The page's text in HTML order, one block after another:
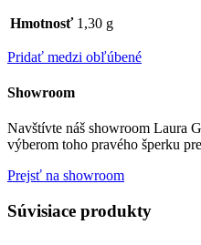
Hmotnosť 1,30 g
Pridať medzi obľúbené
Showroom
Navštívte náš showroom Laura
výberom toho pravého šperku
Prejsť na showroom
Súvisiace produkty